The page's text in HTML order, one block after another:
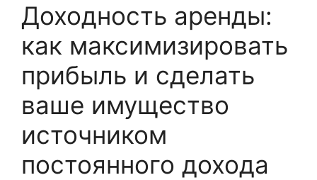
Доходность аренды:
как максимизировать
прибыль и сделать
ваше имущество
источником
постоянного дохода